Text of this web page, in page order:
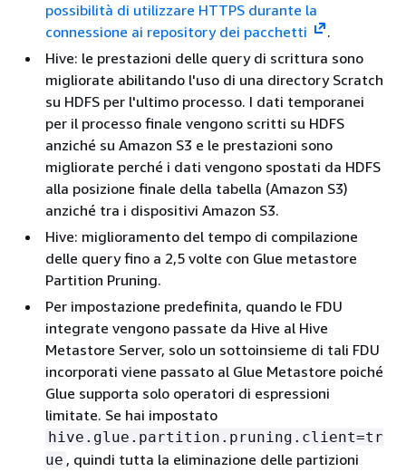
possibilità di utilizzare HTTPS durante la
connessione ai repository dei pacchetti
.
Hive: le prestazioni delle query di scrittura sono
migliorate abilitando l'uso di una directory Scratch
su HDFS per l'ultimo processo. I dati temporanei
per il processo finale vengono scritti su HDFS
anziché su Amazon S3 e le prestazioni sono
migliorate perché i dati vengono spostati da HDFS
alla posizione finale della tabella (Amazon S3)
anziché tra i dispositivi Amazon S3.
Hive: miglioramento del tempo di compilazione
delle query fino a 2,5 volte con Glue metastore
Partition Pruning.
Per impostazione predefinita, quando le FDU
integrate vengono passate da Hive al Hive
Metastore Server, solo un sottoinsieme di tali FDU
incorporati viene passato al Glue Metastore poiché
Glue supporta solo operatori di espressioni
limitate. Se hai impostato
hive.glue.partition.pruning.client=tr
ue , quindi tutta la eliminazione delle partizioni